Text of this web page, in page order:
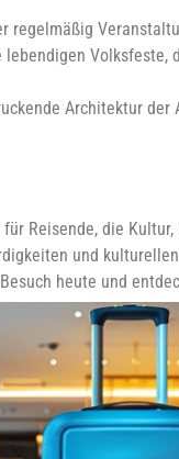
regelmäßig
Architektur
Reisende, die
und
heute und